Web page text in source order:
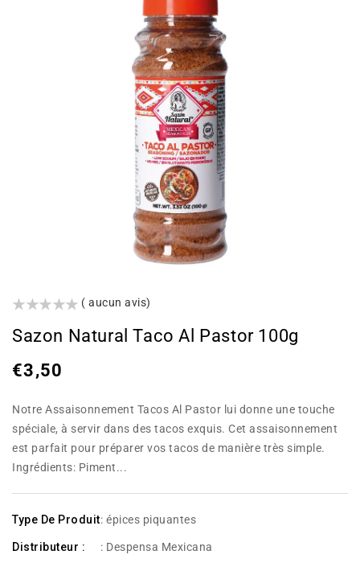
()
( aucun avis)
Sazon Natural Taco Al Pastor 100g
Prix
€3,50
Notre Assaisonnement Tacos Al Pastor lui donne une touche
spéciale, à servir dans des tacos exquis. Cet assaisonnement
est parfait pour préparer vos tacos de manière très simple.
Ingrédients: Piment...
Type De Produit: épices piquantes
Distributeur : : Despensa Mexicana